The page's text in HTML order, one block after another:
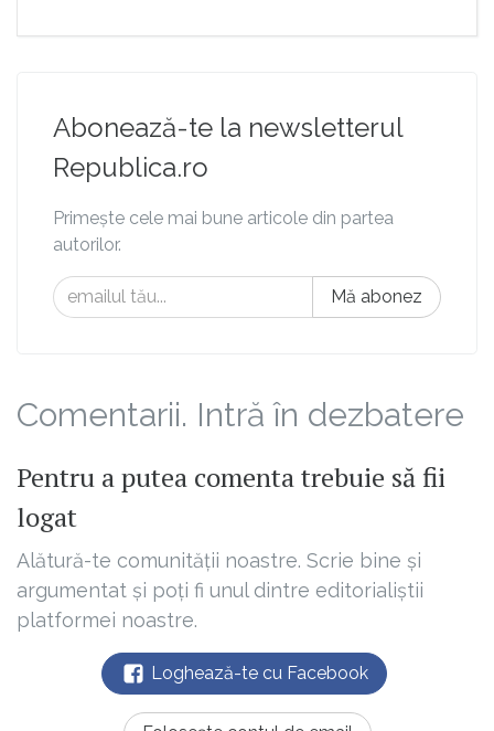
Abonează-te la newsletterul
Republica.ro
Primește cele mai bune articole din partea
autorilor.
Mă abonez
Comentarii. Intră în dezbatere
Pentru a putea comenta trebuie să fii
logat
Alătură-te comunității noastre. Scrie bine și
argumentat și poți fi unul dintre editorialiștii
platformei noastre.
Loghează-te cu Facebook